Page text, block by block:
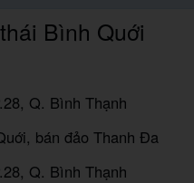
Bình Quới
Q. Bình Thạnh
bán đảo Thanh Đa
Q. Bình Thạnh